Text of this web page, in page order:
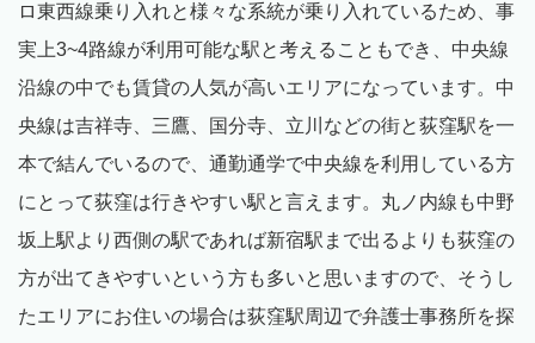
ロ東西線乗り入れと様々な系統が乗り入れているため、事
実上3~4路線が利用可能な駅と考えることもでき、中央線
沿線の中でも賃貸の人気が高いエリアになっています。中
央線は吉祥寺、三鷹、国分寺、立川などの街と荻窪駅を一
本で結んでいるので、通勤通学で中央線を利用している方
にとって荻窪は行きやすい駅と言えます。丸ノ内線も中野
坂上駅より西側の駅であれば新宿駅まで出るよりも荻窪の
方が出てきやすいという方も多いと思いますので、そうし
たエリアにお住いの場合は荻窪駅周辺で弁護士事務所を探